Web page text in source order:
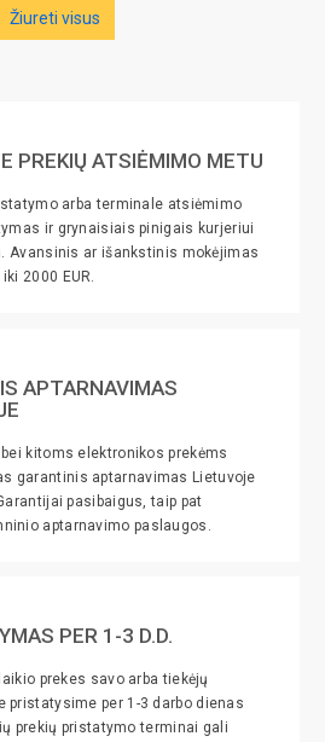
Žiureti visus
PREKIŲ ATSIĖMIMO METU
arba terminale atsiėmimo
ir grynaisiais pinigais kurjeriui
Avansinis ar išankstinis mokėjimas
2000 EUR.
APTARNAVIMAS
kitoms elektronikos prekėms
garantinis aptarnavimas Lietuvoje
pasibaigus, taip pat
aptarnavimo paslaugos.
PER 1-3 D.D.
prekes savo arba tiekėjų
pristatysime per 1-3 darbo dienas
prekių pristatymo terminai gali